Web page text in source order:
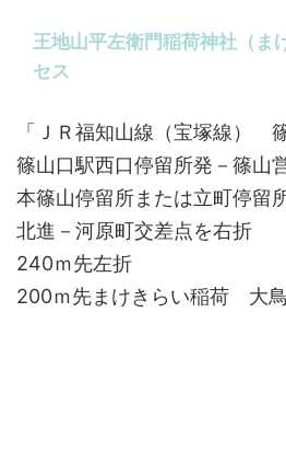
王地山平左衛門稲荷神社（ま
セス
「ＪＲ福知山線（宝塚線）
篠山口駅西口停留所発－篠山
本篠山停留所または立町停
北進－河原町交差点を右折
240ｍ先左折
200ｍ先まけきらい稲荷 大